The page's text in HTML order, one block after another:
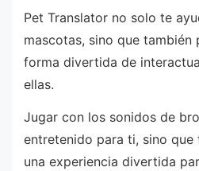
Pet Translator no solo te
mascotas, sino que también
forma divertida de
ellas.
Jugar con los sonidos de
entretenido para ti, sino que
una experiencia divertida